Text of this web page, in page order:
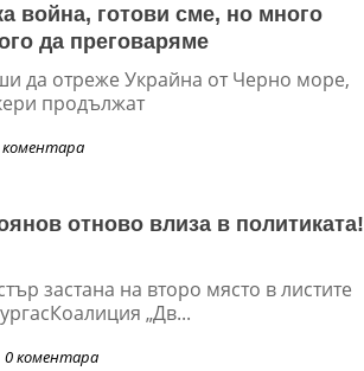
война, готови сме, но много
да преговаряме
да отреже Украйна от Черно море,
продължат
коментара
отново влиза в политиката!
застана на второ място в листите
„Дв...
0коментара